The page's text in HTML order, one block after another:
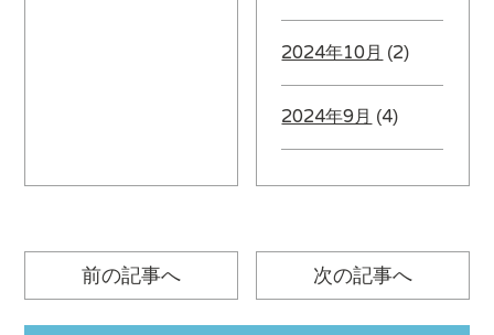
2024年10月 (2)
2024年9月 (4)
前の記事へ 次の記事へ